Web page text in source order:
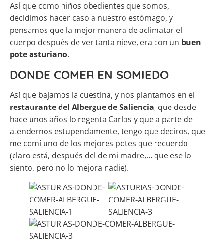
Así que como niños obedientes que somos,
decidimos hacer caso a nuestro estómago, y
pensamos que la mejor manera de aclimatar el
cuerpo después de ver tanta nieve, era con un buen
pote asturiano.
DONDE COMER EN SOMIEDO
Así que bajamos la cuestina, y nos plantamos en el
restaurante del Albergue de Saliencia, que desde
hace unos años lo regenta Carlos y que a parte de
atendernos estupendamente, tengo que deciros, que
me comí uno de los mejores potes que recuerdo
(claro está, después del de mi madre,… que ese lo
siento, pero no lo mejora nadie).